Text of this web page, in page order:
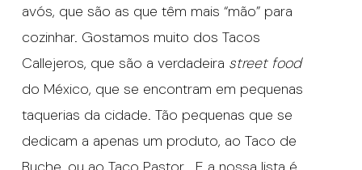
avós, que são as que têm mais “mão” para
cozinhar. Gostamos muito dos Tacos
Callejeros, que são a verdadeira street food
do México, que se encontram em pequenas
taquerias da cidade. Tão pequenas que se
dedicam a apenas um produto, ao Taco de